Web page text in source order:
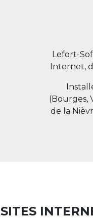
Lefort-
Internet,
(Bourges,
de la
SITES